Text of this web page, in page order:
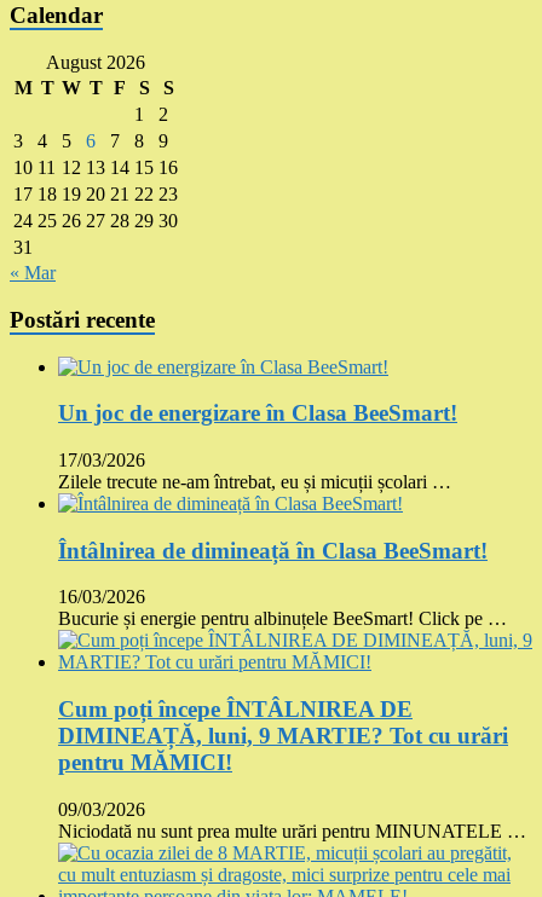
Calendar
August 2026
M T W T F S
S
1
2
3
4 5 6 7 8
9
10 11 12 13 14 15 16
17 18 19 20 21 22 23
24 25 26 27 28 29 30
31
« Mar
Postări recente
Un joc de energizare în Clasa BeeSmart!
17/03/2026
Zilele trecute ne-am întrebat, eu și micuții școlari …
Întâlnirea de dimineață în Clasa BeeSmart!
16/03/2026
Bucurie și energie pentru albinuțele BeeSmart! Click pe …
Cum poți începe ÎNTÂLNIREA DE
DIMINEAȚĂ, luni, 9 MARTIE? Tot cu urări
pentru MĂMICI!
09/03/2026
Niciodată nu sunt prea multe urări pentru MINUNATELE …